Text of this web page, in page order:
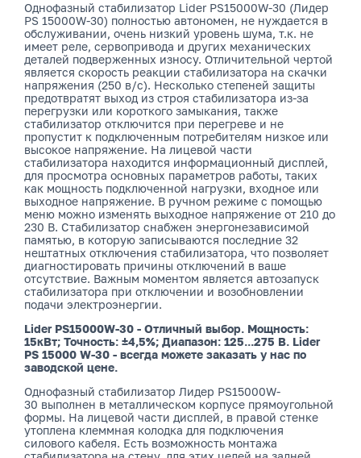
Однофазный стабилизатор Lider PS15000W-30 (Лидер
PS 15000W-30) полностью автономен, не нуждается в
обслуживании, очень низкий уровень шума, т.к. не
имеет реле, сервопривода и других механических
деталей подверженных износу. Отличительной чертой
является скорость реакции стабилизатора на скачки
напряжения (250 в/с). Несколько степеней защиты
предотвратят выход из строя стабилизатора из-за
перегрузки или короткого замыкания, также
стабилизатор отключится при перегреве и не
пропустит к подключенным потребителям низкое или
высокое напряжение. На лицевой части
стабилизатора находится информационный дисплей,
для просмотра основных параметров работы, таких
как мощность подключенной нагрузки, входное или
выходное напряжение. В ручном режиме с помощью
меню можно изменять выходное напряжение от 210 до
230 В. Стабилизатор снабжен энергонезависимой
памятью, в которую записываются последние 32
нештатных отключения стабилизатора, что позволяет
диагностировать причины отключений в ваше
отсутствие. Важным моментом является автозапуск
стабилизатора при отключении и возобновлении
подачи электроэнергии.
Lider PS15000W-30 - Отличный выбор. Мощность:
15кВт; Точность: ±4,5%; Диапазон: 125...275 В. Lider
PS 15000 W-30 - всегда можете заказать у нас по
заводской цене.
Однофазный стабилизатор Лидер PS15000W-
30 выполнен в металлическом корпусе прямоугольной
формы. На лицевой части дисплей, в правой стенке
утоплена клеммная колодка для подключения
силового кабеля. Есть возможность монтажа